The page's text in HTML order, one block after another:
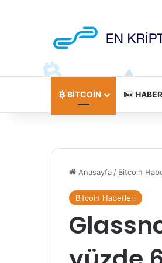
BITCOIN
Anasayfa / Bitcoin
Bitcoin Haberleri